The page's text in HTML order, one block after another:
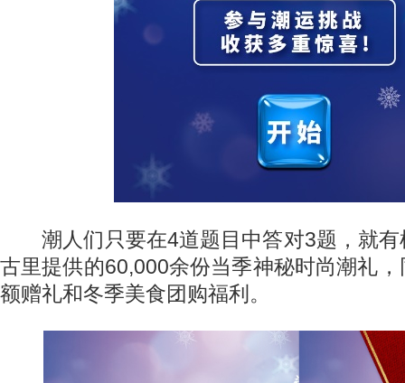
潮人们只要在4道题目中答对3题，就有
古里提供的60,000余份当季神秘时尚潮礼
额赠礼和冬季美食团购福利。